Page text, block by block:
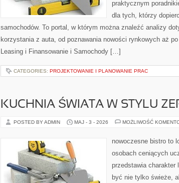
praktycznym
dla tych, którzy
samochodów. To portal, w którym można znaleźć analizy
korzystania z auta, od poznawania nowości rynkowych aż
Leasing i Finansowanie i Samochody […]
CATEGORIES: PROJEKTOWANIE I PLANOWANIE PRAC
KUCHNIA ŚWIATA W STYLU
POSTED BY ADMIN MAJ - 3 - 2026 MOŻLIWOŚĆ
nowoczesne bistro to
osobach ceniących
przedstawia charakter
być nie tylko świeże,